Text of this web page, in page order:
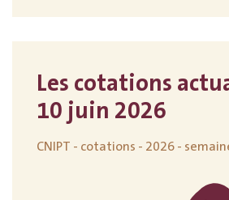
Les cotations
10 juin 2026
CNIPT - cotations - 2026 -